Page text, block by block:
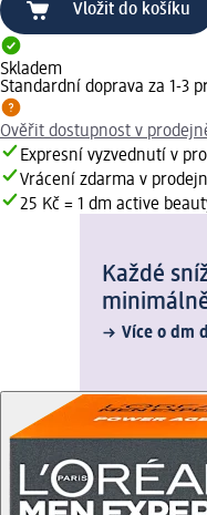
Vložit do košíku
Skladem
Standardní doprava za 1-3
Ověřit dostupnost v
Expresní vyzvednutí v
Vrácení zdarma v
25 Kč = 1 dm active
Každé
Více o dm